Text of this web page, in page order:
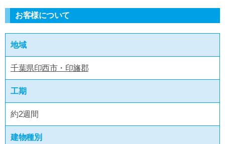
お客様について
地域
千葉県印西市・印旛郡
工期
約2週間
建物種別